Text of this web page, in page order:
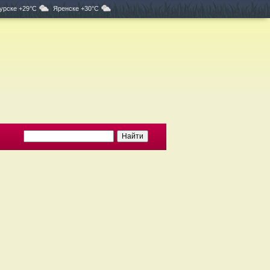
+29°C Яренске +30°C